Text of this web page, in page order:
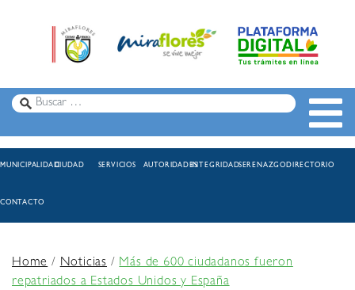
MUNICIPALIDADCIUDAD SERVICIOS AUTORIDADESINTEGRIDADSERENAZGODIRECTORIO
CONTACTO
Home/Noticias /Más de 600 ciudadanos fueron
repatriados a Estados Unidos y España